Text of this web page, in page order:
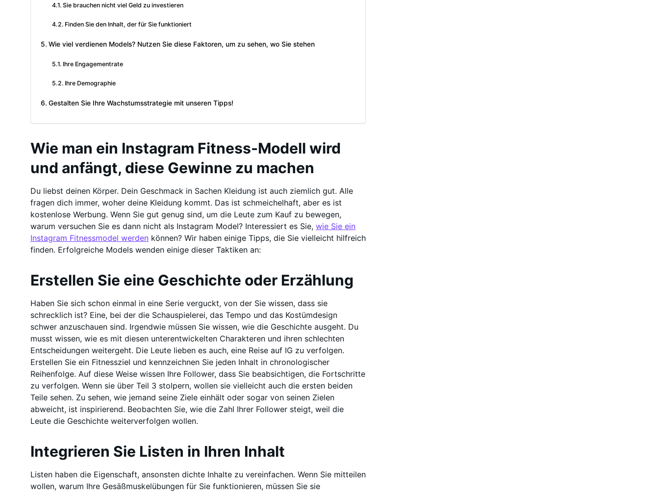
Sie brauchen nicht viel Geld zu investieren
Finden Sie den Inhalt, der für Sie funktioniert
Wie viel verdienen Models? Nutzen Sie diese Faktoren, um zu sehen, wo Sie stehen
Ihre Engagementrate
Ihre Demographie
Gestalten Sie Ihre Wachstumsstrategie mit unseren Tipps!
Wie man ein Instagram Fitness-Modell wird
und anfängt, diese Gewinne zu machen
Du liebst deinen Körper. Dein Geschmack in Sachen Kleidung ist auch ziemlich gut. Alle
fragen dich immer, woher deine Kleidung kommt. Das ist schmeichelhaft, aber es ist
kostenlose Werbung. Wenn Sie gut genug sind, um die Leute zum Kauf zu bewegen,
warum versuchen Sie es dann nicht als Instagram Model? Interessiert es Sie, wie Sie ein
Instagram Fitnessmodel werden können? Wir haben einige Tipps, die Sie vielleicht hilfreich
finden. Erfolgreiche Models wenden einige dieser Taktiken an:
Erstellen Sie eine Geschichte oder Erzählung
Haben Sie sich schon einmal in eine Serie verguckt, von der Sie wissen, dass sie
schrecklich ist? Eine, bei der die Schauspielerei, das Tempo und das Kostümdesign
schwer anzuschauen sind. Irgendwie müssen Sie wissen, wie die Geschichte ausgeht. Du
musst wissen, wie es mit diesen unterentwickelten Charakteren und ihren schlechten
Entscheidungen weitergeht. Die Leute lieben es auch, eine Reise auf IG zu verfolgen.
Erstellen Sie ein Fitnessziel und kennzeichnen Sie jeden Inhalt in chronologischer
Reihenfolge. Auf diese Weise wissen Ihre Follower, dass Sie beabsichtigen, die Fortschritte
zu verfolgen. Wenn sie über Teil 3 stolpern, wollen sie vielleicht auch die ersten beiden
Teile sehen. Zu sehen, wie jemand seine Ziele einhält oder sogar von seinen Zielen
abweicht, ist inspirierend. Beobachten Sie, wie die Zahl Ihrer Follower steigt, weil die
Leute die Geschichte weiterverfolgen wollen.
Integrieren Sie Listen in Ihren Inhalt
Listen haben die Eigenschaft, ansonsten dichte Inhalte zu vereinfachen. Wenn Sie mitteilen
wollen, warum Ihre Gesäßmuskelübungen für Sie funktionieren, müssen Sie sie